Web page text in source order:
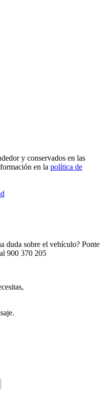
y conservados en las
en la política de
duda sobre el vehículo? Ponte
900 370 205